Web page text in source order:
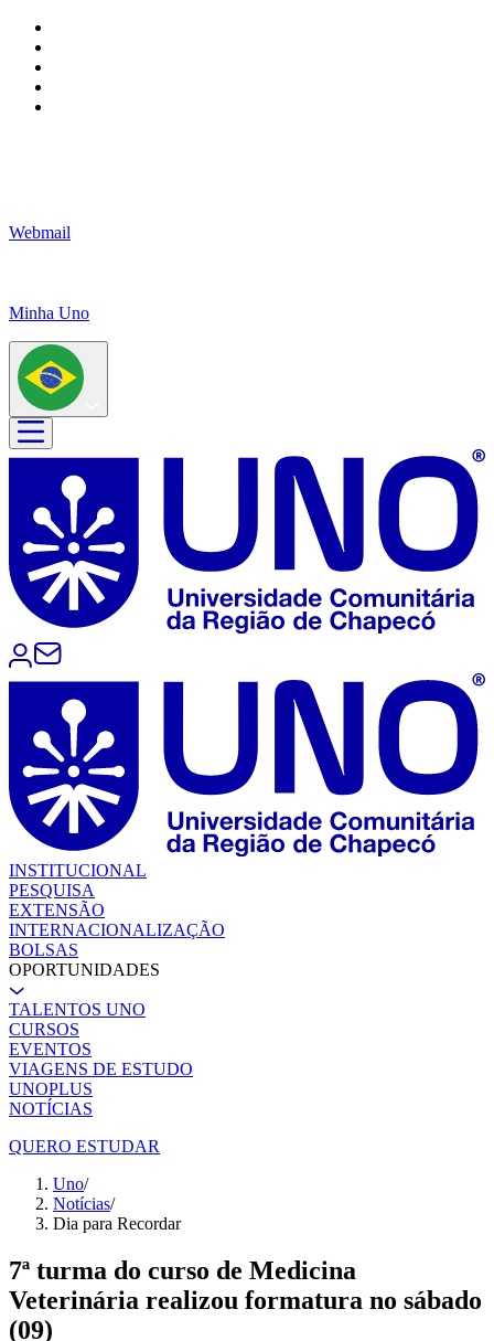
Webmail
Minha Uno
INSTITUCIONAL
PESQUISA
EXTENSÃO
INTERNACIONALIZAÇÃO
BOLSAS
OPORTUNIDADES
TALENTOS UNO
CURSOS
EVENTOS
VIAGENS DE ESTUDO
UNOPLUS
NOTÍCIAS
QUERO ESTUDAR
Uno/
Notícias/
Dia para Recordar
7ª turma do curso de Medicina
Veterinária realizou formatura no sábado
(09)